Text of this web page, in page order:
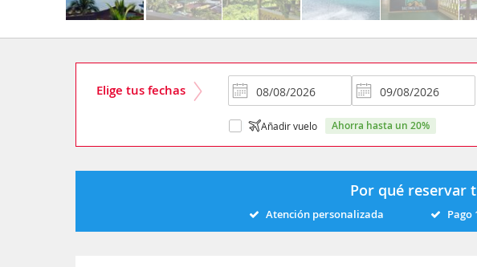
Elige tus fechas
Añadir vuelo ahorra hasta un 20%
Por qué reservar
Atención personalizada Pago